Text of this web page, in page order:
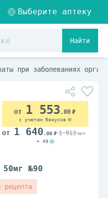
Найти
при заболеваниях
50мг №90
рецепта
1 553 .00
с учетом бонусов
1 640 .00 1 913.00
+ 49